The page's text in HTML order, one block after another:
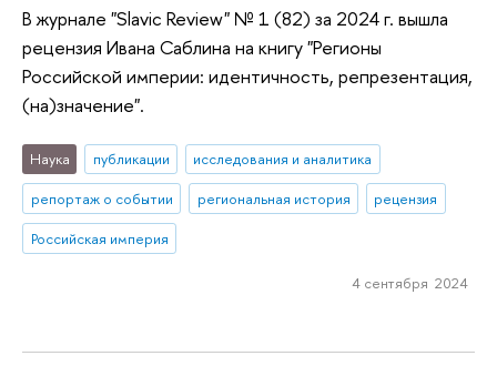
В журнале "Slavic Review" № 1 (82) за 2024 г. вышла
рецензия Ивана Саблина на книгу "Регионы
Российской империи: идентичность, репрезентация,
(на)значение".
Наука публикации
исследования и аналитика
репортаж о событии
региональная история
рецензия
Российская империя
4 сентября 2024